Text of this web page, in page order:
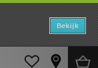
Bekijk